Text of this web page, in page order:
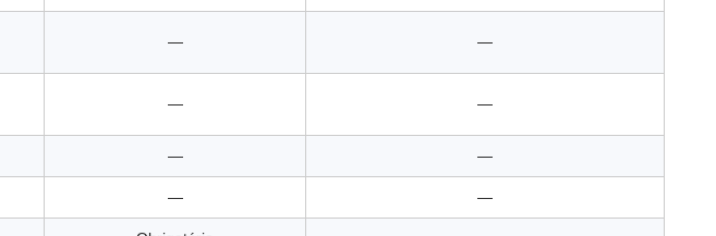
— —
— —
— —
— —